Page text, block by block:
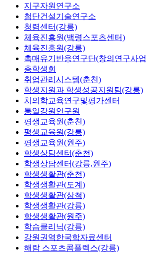
지구자원연구소
첨단건설기술연구소
청렴센터(강릉)
체육진흥원(백령스포츠센터)
체육진흥원(강릉)
촉매유기반응연구단(창의연구사
총학생회
취업관리시스템(춘천)
학생지원과 학생성공지원팀(강릉)
치의학교육연구및평가센터
통일강원연구원
평생교육원(춘천)
평생교육원(강릉)
평생교육원(원주)
학생상담센터(춘천)
학생상담센터(강릉,원주)
학생생활관(춘천)
학생생활관(도계)
학생생활관(삼척)
학생생활관(강릉)
학생생활관(원주)
학습클리닉(강릉)
강원권역한국학자료센터
해람 스포츠콤플렉스(강릉)